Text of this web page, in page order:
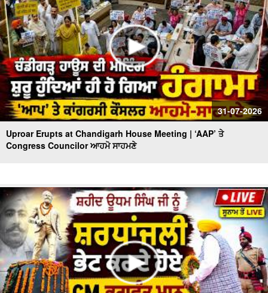
31-07-2026
Uproar Erupts at Chandigarh House Meeting | ‘AAP’ ਤੇ
Congress Councilor ਆਹਮੋ ਸਾਹਮਣੇ